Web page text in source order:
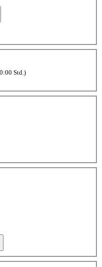
Std.)